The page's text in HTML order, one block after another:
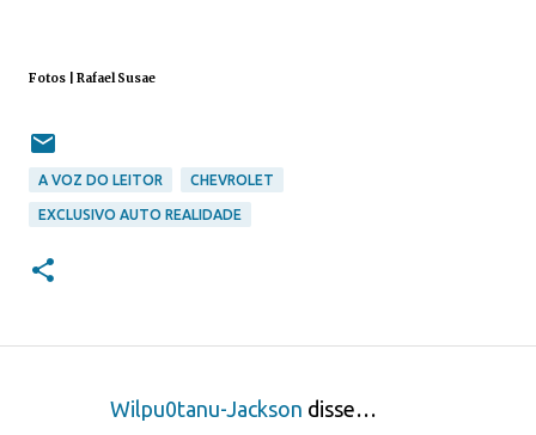
Fotos | Rafael Susae
A VOZ DO LEITOR CHEVROLET
EXCLUSIVO AUTO REALIDADE
Wilpu0tanu-Jackson disse…